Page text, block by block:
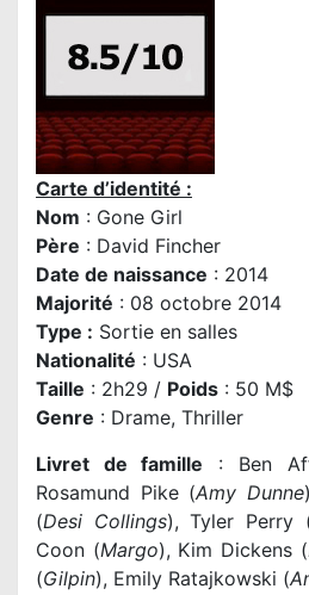
Carte d’identité :
Nom : Gone Girl
Père : David Fincher
Date de naissance : 2014
Majorité : 08 octobre 2014
Type : Sortie en salles
Nationalité : USA
Taille : 2h29 / Poids : 50 M$
Genre : Drame, Thriller
Livret de famille : Ben
Rosamund Pike (Amy Dunne
(Desi Collings), Tyler Perry
Coon (Margo), Kim Dickens (
(Gilpin), Emily Ratajkowski (